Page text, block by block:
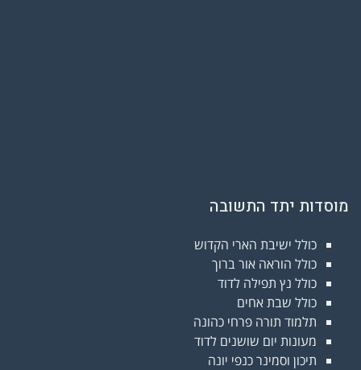
מוסדות יתד התשובה
כולל ישיבת הארי הקדוש
כולל הוראה אור ברוך
כולל נץ תפילה לדוד
כולל שבת אחים
תלמוד תורה פרחי כהונה
מעונות יום שושנים לדוד
תיכון וסמינר כנפי יונה